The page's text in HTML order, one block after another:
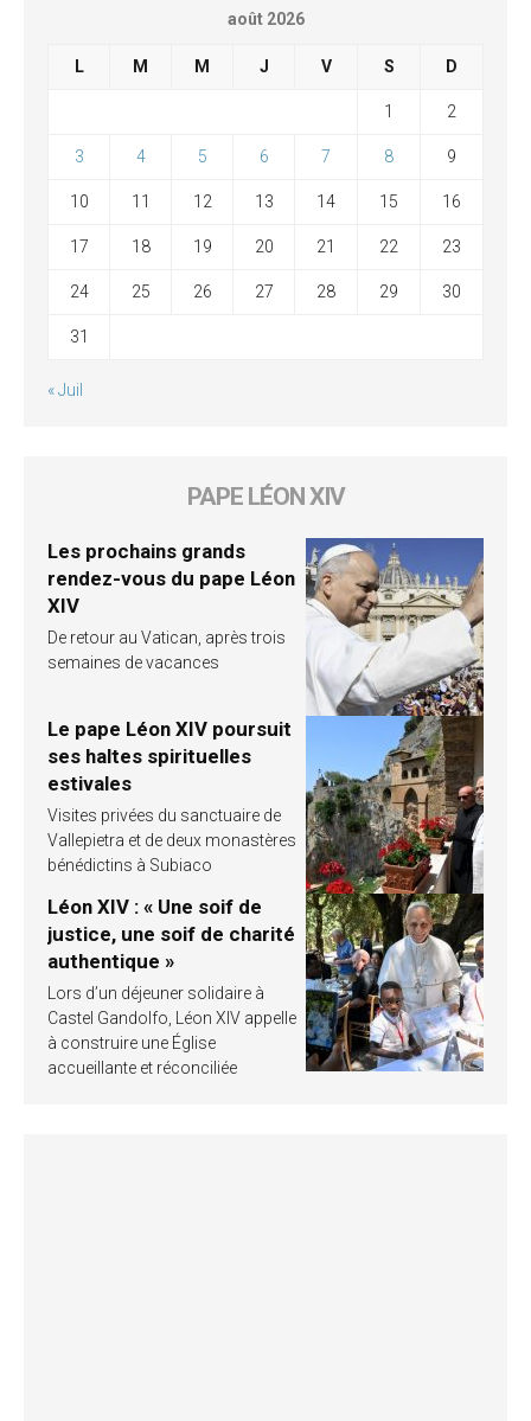
août 2026
L M M J V S D
1 2
3 4 5 6 7 8 9
10 11 12 13 14 15 16
17 18 19 20 21 22 23
24 25 26 27 28 29 30
31
« Juil
PAPE LÉON XIV
Les prochains grands
rendez-vous du pape Léon
XIV
De retour au Vatican, après trois
semaines de vacances
Le pape Léon XIV poursuit
ses haltes spirituelles
estivales
Visites privées du sanctuaire de
Vallepietra et de deux monastères
bénédictins à Subiaco
Léon XIV : « Une soif de
justice, une soif de charité
authentique »
Lors d’un déjeuner solidaire à
Castel Gandolfo, Léon XIV appelle
à construire une Église
accueillante et réconciliée